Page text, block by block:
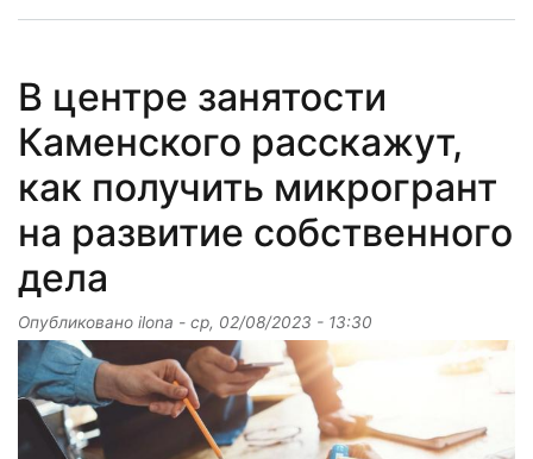
В центре занятости
Каменского расскажут,
как получить микрогрант
на развитие собственного
дела
Опубликовано ilona - ср, 02/08/2023 - 13:30